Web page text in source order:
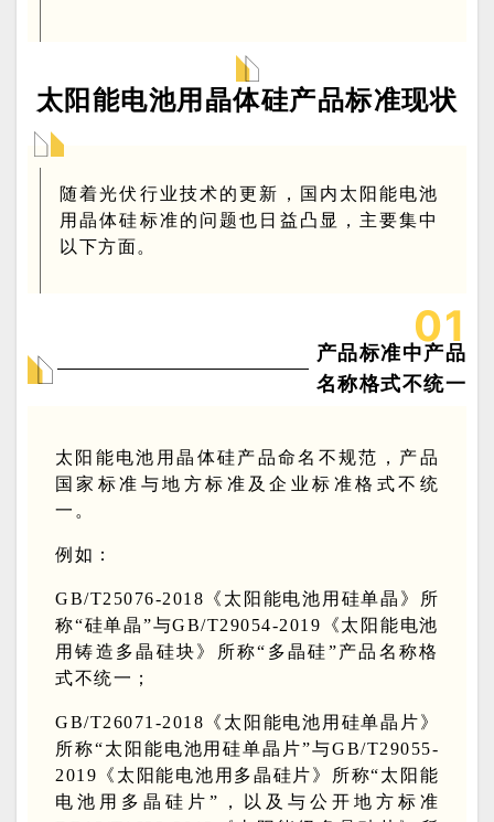
太阳能电池用晶体硅产品标准现状
随着光伏行业技术的更新，国内太阳能电池
用晶体硅标准的问题也日益凸显，主要集中
以下方面。
01
产品标准中产品
名称格式不统一
太阳能电池用晶体硅产品命名不规范，产品
国家标准与地方标准及企业标准格式不统
一。
例 如：
GB/T25076-2018《太阳能电池用硅单晶》所
称“硅单晶”与GB/T29054-2019《太阳能电池
用铸造多晶硅块》所称“多晶硅”产品名称格
式不统一；
GB/T26071-2018《太阳能电池用硅单晶片》
所称“太阳能电池用硅单晶片”与GB/T29055-
2019《太阳能电池用多晶硅片》所称“太阳能
电池用多晶硅片”，
以及与公开地方标准